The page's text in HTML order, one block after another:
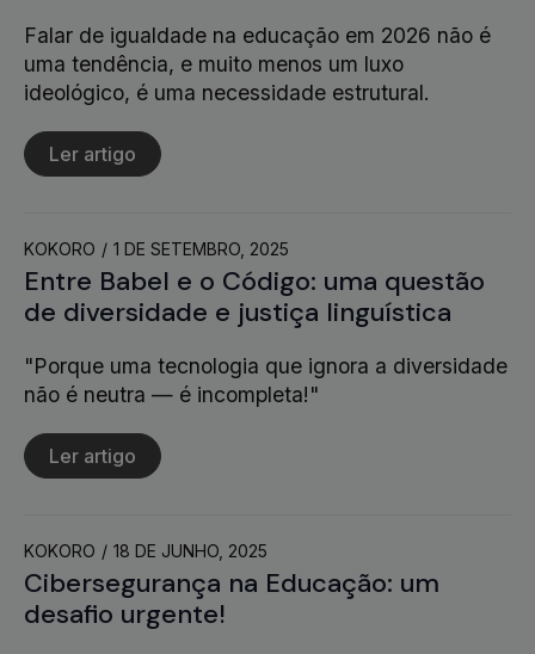
Falar de igualdade na educação em 2026 não é
uma tendência, e muito menos um luxo
ideológico, é uma necessidade estrutural.
Ler artigo
Entre Babel e o Código: uma questão
de diversidade e justiça linguística
KOKORO 1 DE SETEMBRO, 2025
"Porque uma tecnologia que ignora a diversidade
não é neutra — é incompleta!"
Ler artigo
Cibersegurança na Educação: um
desafio urgente!
KOKORO 18 DE JUNHO, 2025